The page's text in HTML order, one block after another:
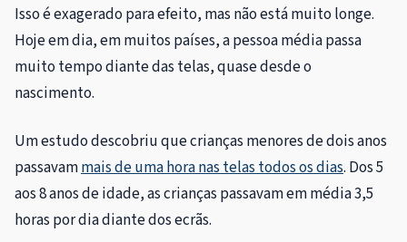
Isso é exagerado para efeito, mas não está muito longe.
Hoje em dia, em muitos países, a pessoa média passa
muito tempo diante das telas, quase desde o
nascimento.
Um estudo descobriu que crianças menores de dois anos
passavammais de uma hora nas telas todos os dias. Dos 5
aos 8 anos de idade, as crianças passavam em média 3,5
horas por dia diante dos ecrãs.